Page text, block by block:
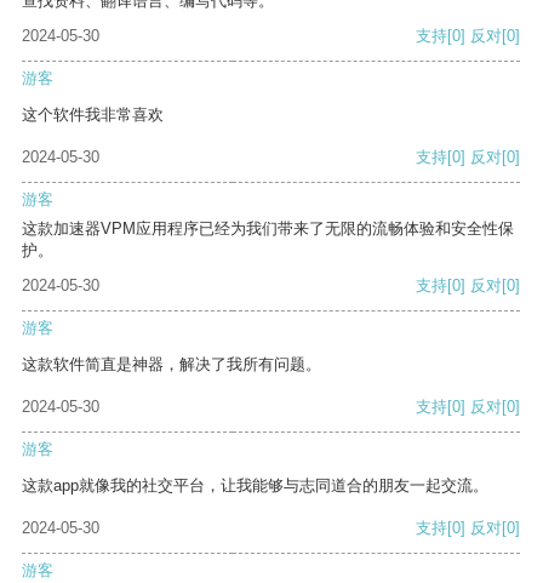
2024-05-30
支持[0] 反对[0]
游客
这个软件我非常喜欢
2024-05-30 支持[0] 反对[0]
游客
这款加速器VPM应用程序已经为我们带来了无限的流畅体验和安全性保
护。
2024-05-30
支持[0] 反对[0]
游客
这款软件简直是神器，解决了我所有问题。
2024-05-30 支持[0] 反对[0]
游客
这款app就像我的社交平台，让我能够与志同道合的朋友一起交流。
2024-05-30 支持[0] 反对[0]
游客